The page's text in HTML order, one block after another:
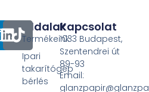
Oldalak
Termékeink
Ipari
takarítógép
bérlés
Kapcsolat
1033 Budapest,
Szentendrei út
89-93
Email: